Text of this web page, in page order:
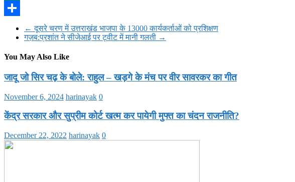
WhatsApp
← दूसरे चरण में उत्तराखंड भाजपा के 13000 कार्यकर्ताओं को प्रशिक्षण
गज़ब:प्रशांत ने सीजेआई पर ट्वीट में मानी गलती →
You May Also Like
जादू जो सिर चढ़ के बोले: राहुल – खड़गे के मंच पर वीर सावरकर का गीत
November 6, 2024 harinayak 0
केंद्र सरकार और सुप्रीम कोर्ट खत्म कर पायेगी मुफ्त का चंदन राजनीति?
December 22, 2022 harinayak 0